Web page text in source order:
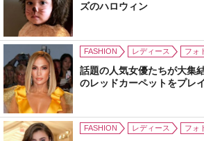
ズのハロウィン
FASHION レディース フォ
話題の人気女優たちが大
のレッドカーペットをプレ
FASHION レディース フォ